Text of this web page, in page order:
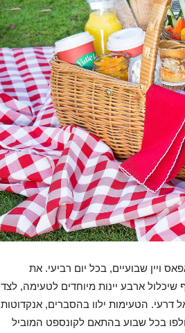
ויין שבועיים, בכל יום רביעי. את
שיכלול ארבע יינות מיוחדים לטעימה, לצד
הטעימות ילוו בהסברים, אנקדוטות
בכל שבוע בהתאם לקונספט המוביל